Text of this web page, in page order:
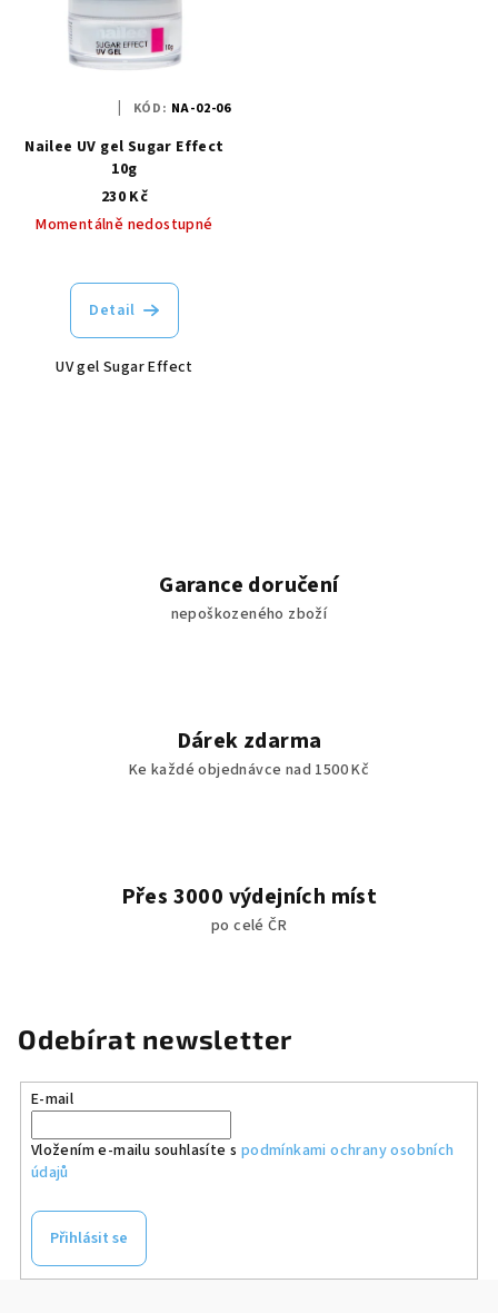
Nailee UV gel Sugar Effect
10g
230 Kč
Momentálně nedostupné
Detail
UV gel Sugar Effect
KÓD: NA-02-06
Garance doručení
nepoškozeného zboží
Dárek zdarma
Ke každé objednávce nad 1500 Kč
Přes 3000 výdejních míst
po celé ČR
Odebírat newsletter
E-mail
Vložením e-mailu souhlasíte s podmínkami ochrany osobních
údajů
Přihlásit se